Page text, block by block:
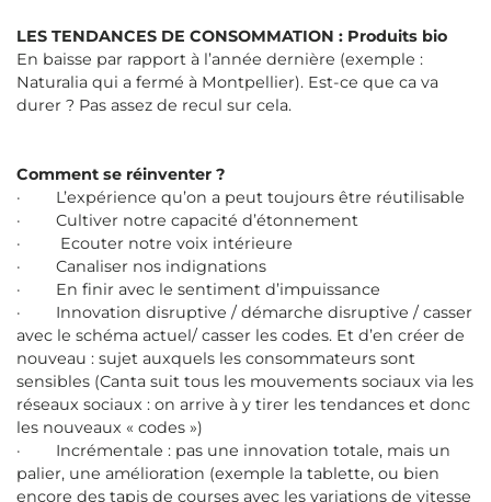
LES TENDANCES DE CONSOMMATION : Produits bio
En baisse par rapport à l’année dernière (exemple :
Naturalia qui a fermé à Montpellier). Est-ce que ca va
durer ? Pas assez de recul sur cela.
Comment se réinventer ?
· L’expérience qu’on a peut toujours être réutilisable
· Cultiver notre capacité d’étonnement
· Ecouter notre voix intérieure
· Canaliser nos indignations
· En finir avec le sentiment d’impuissance
· Innovation disruptive / démarche disruptive / casser
avec le schéma actuel/ casser les codes. Et d’en créer de
nouveau : sujet auxquels les consommateurs sont
sensibles (Canta suit tous les mouvements sociaux via les
réseaux sociaux : on arrive à y tirer les tendances et donc
les nouveaux « codes »)
· Incrémentale : pas une innovation totale, mais un
palier, une amélioration (exemple la tablette, ou bien
encore des tapis de courses avec les variations de vitesse